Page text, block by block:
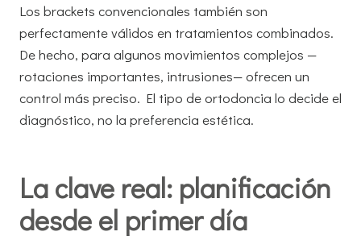
Los brackets convencionales también son
perfectamente válidos en tratamientos combinados.
De hecho, para algunos movimientos complejos —
rotaciones importantes, intrusiones— ofrecen un
control más preciso. El tipo de ortodoncia lo decide el
diagnóstico, no la preferencia estética.
La clave real: planificación
desde el primer día